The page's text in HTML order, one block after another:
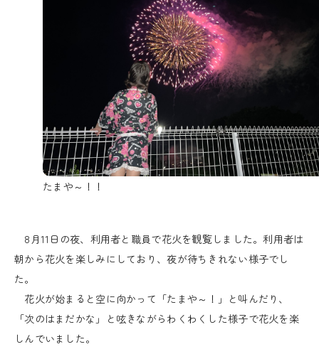
たまや～！！
8月11日の夜、利用者と職員で花火を観覧しました。利用者は
朝から花火を楽しみにしており、夜が待ちきれない様子でし
た。
花火が始まると空に向かって「たまや～！」と叫んだり、
「次のはまだかな」と呟きながらわくわくした様子で花火を楽
しんでいました。